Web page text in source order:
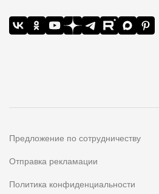
Предложение по сотрудничеству
Отправка рекламации
Политика конфиденциальности